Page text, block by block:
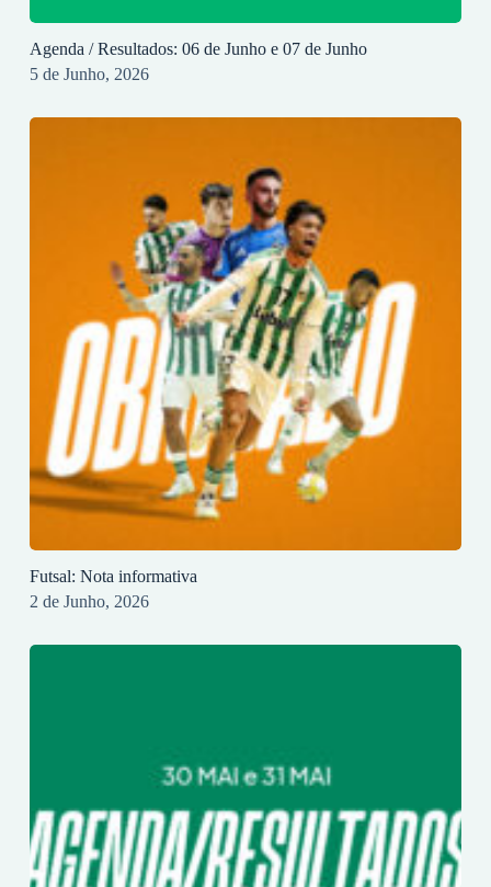
Agenda / Resultados: 06 de Junho e 07 de Junho
5 de Junho, 2026
Futsal: Nota informativa
2 de Junho, 2026